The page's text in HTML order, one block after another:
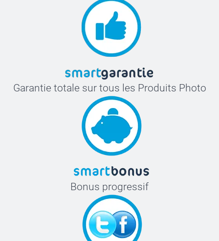
Garantie totale sur tous les Produits Photo
Bonus progressif